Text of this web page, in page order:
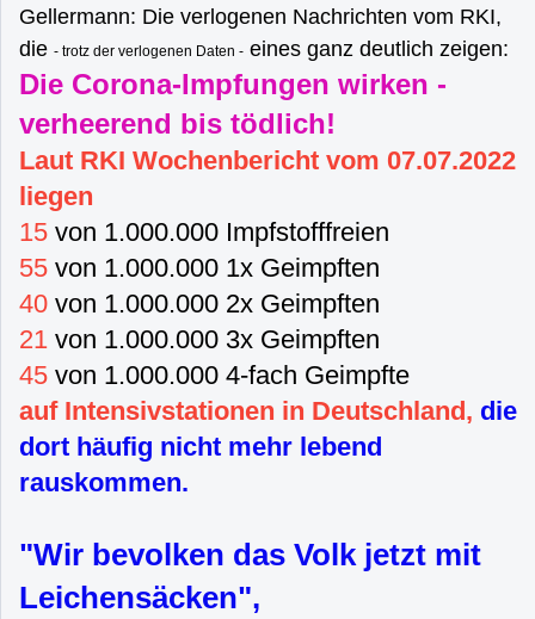
Gellermann: Die verlogenen Nachrichten vom RKI,
die - trotz der verlogenen Daten - eines ganz deutlich zeigen:
Die Corona-Impfungen wirken -
verheerend bis tödlich!
Laut RKI Wochenbericht vom 07.07.2022
liegen
15 von 1.000.000 Impfstofffreien
55 von 1.000.000 1x Geimpften
40 von 1.000.000 2x Geimpften
21 von 1.000.000 3x Geimpften
45 von 1.000.000 4-fach Geimpfte
auf Intensivstationen in Deutschland, die
dort häufig nicht mehr lebend
rauskommen.
"Wir bevolken das Volk jetzt mit
Leichensäcken",